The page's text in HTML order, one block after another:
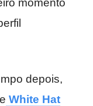
momento
depois,
e White Hat